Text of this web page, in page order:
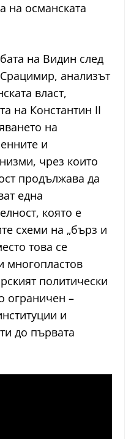
на османската
на Видин след
анализът
власт,
на Константин II
на
и
чрез които
продължава да
една
която е
схеми на „бърз и
това се
многопластов
политически
ограничен –
и
до първата